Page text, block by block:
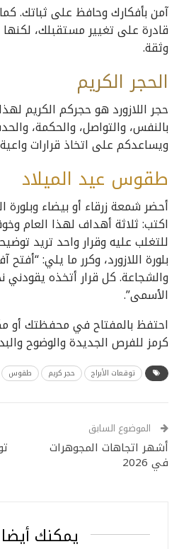
آمن بأفكارك وحافظ على ثباتك.
قادرة على تغيير مستقبلك،
وثقة.
الحجر الكريم
حجر اللازورد هو حجركم الكريم
بالنفس، والتواصل، والحكمة،
ويساعدكم على اتخاذ قرارات
طقوس عيد الميلاد
أحضر شمعة زرقاء أو بيضاء وبلورة
اكتب: ثلاثة أهداف لهذا العام
للتغلب عليه وقرار واحد تريد
بلورة اللازورد، وكرر ما يلي:
والشجاعة. كل قرار أتخذه يقودني
الأسمى”.
احتفظ بالمفتاح في محفظتك أو
كرمز للفرص الجديدة والوضوح
توقـعات الأبراج حجر كريم طقوس
الموضوع السابق
أشهر اتجاهات المجوهرات
في 2026
يمكنك